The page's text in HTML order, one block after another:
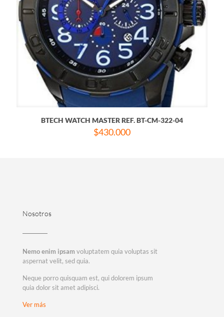
BTECH WATCH MASTER REF. BT-CM-322-04
$430.000
Nosotros
Nemo enim ipsam voluptatem quia voluptas sit
aspernat velit, sed quia.
Neque porro quisquam est, qui dolorem ipsum
quia dolor sit amet adipisci.
Ver más